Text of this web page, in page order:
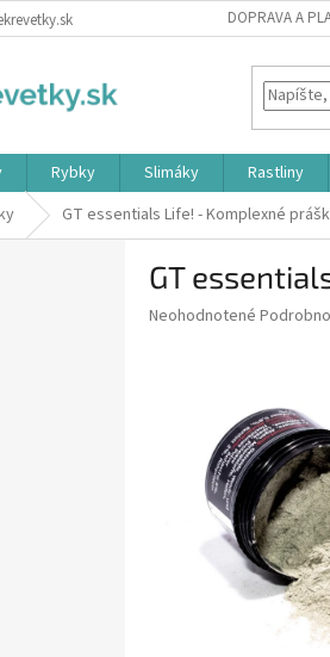
DOPRAVA A
Rybky Slimáky Rastliny
GT essentials Life! - Komplexné
GT
Priemerné
hviezdičiek.
Neohodnotené